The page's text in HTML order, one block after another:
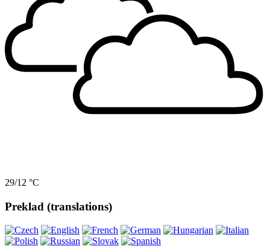
29/12 °C
Preklad (translations)